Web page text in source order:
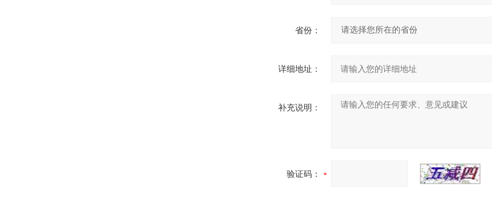
省份：
详细地址：
补充说明：
验证码：